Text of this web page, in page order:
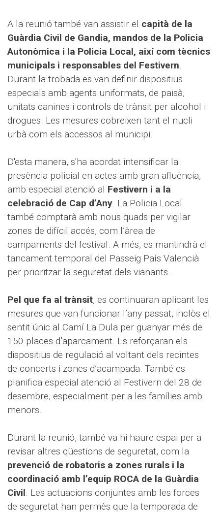
A la reunió també van assistir el capità de la
Guàrdia Civil de Gandia, mandos de la Policia
Autonòmica i la Policia Local, així com tècnics
municipals i responsables del Festivern.
Durant la trobada es van definir dispositius
especials amb agents uniformats, de paisà,
unitats canines i controls de trànsit per alcohol i
drogues. Les mesures cobreixen tant el nucli
urbà com els accessos al municipi.
D'esta manera, s'ha acordat intensificar la
presència policial en actes amb gran afluència,
amb especial atenció al Festivern i a la
celebració de Cap d’Any. La Policia Local
també comptarà amb nous quads per vigilar
zones de difícil accés, com l’àrea de
campaments del festival. A més, es mantindrà el
tancament temporal del Passeig País Valencià
per prioritzar la seguretat dels vianants.
Pel que fa al trànsit, es continuaran aplicant les
mesures que van funcionar l’any passat, inclòs el
sentit únic al Camí La Dula per guanyar més de
150 places d’aparcament. Es reforçaran els
dispositius de regulació al voltant dels recintes
de concerts i zones d’acampada. També es
planifica especial atenció al Festivern del 28 de
desembre, especialment per a les famílies amb
menors.
Durant la reunió, també va hi haure espai per a
revisar altres qüestions de seguretat, com la
prevenció de robatoris a zones rurals i la
coordinació amb l’equip ROCA de la Guàrdia
Civil. Les actuacions conjuntes amb les forces
de seguretat han permès que la temporada de